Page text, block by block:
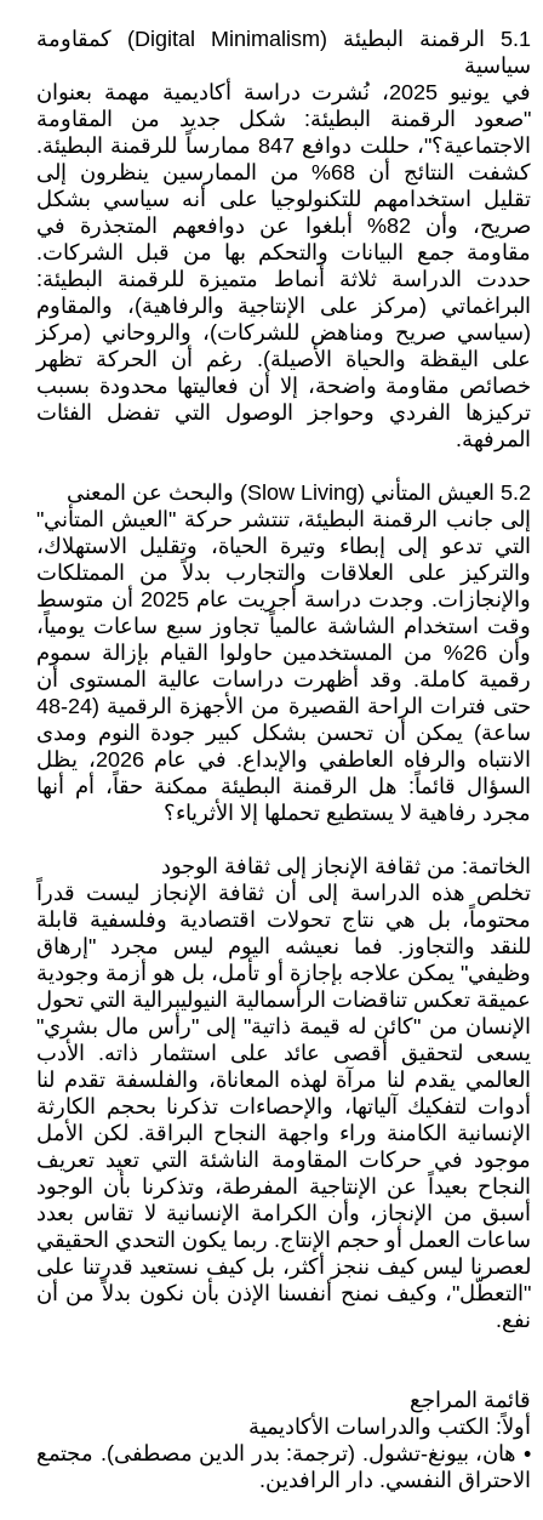
5.1 الرقمنة البطيئة (Digital Minimalism) كمقاومة
سياسية
في يونيو 2025، نُشرت دراسة أكاديمية مهمة بعنوان
"صعود الرقمنة البطيئة: شكل جديد من المقاومة
الاجتماعية؟"، حللت دوافع 847 ممارساً للرقمنة البطيئة.
كشفت النتائج أن 68% من الممارسين ينظرون إلى
تقليل استخدامهم للتكنولوجيا على أنه سياسي بشكل
صريح، وأن 82% أبلغوا عن دوافعهم المتجذرة في
مقاومة جمع البيانات والتحكم بها من قبل الشركات.
حددت الدراسة ثلاثة أنماط متميزة للرقمنة البطيئة:
البراغماتي (مركز على الإنتاجية والرفاهية)، والمقاوم
(سياسي صريح ومناهض للشركات)، والروحاني (مركز
على اليقظة والحياة الأصيلة). رغم أن الحركة تظهر
خصائص مقاومة واضحة، إلا أن فعاليتها محدودة بسبب
تركيزها الفردي وحواجز الوصول التي تفضل الفئات
المرفهة.
5.2 العيش المتأني (Slow Living) والبحث عن المعنى
إلى جانب الرقمنة البطيئة، تنتشر حركة "العيش المتأني"
التي تدعو إلى إبطاء وتيرة الحياة، وتقليل الاستهلاك،
والتركيز على العلاقات والتجارب بدلاً من الممتلكات
والإنجازات. وجدت دراسة أجريت عام 2025 أن متوسط
وقت استخدام الشاشة عالمياً تجاوز سبع ساعات يومياً،
وأن 26% من المستخدمين حاولوا القيام بإزالة سموم
رقمية كاملة. وقد أظهرت دراسات عالية المستوى أن
حتى فترات الراحة القصيرة من الأجهزة الرقمية (24-48
ساعة) يمكن أن تحسن بشكل كبير جودة النوم ومدى
الانتباه والرفاه العاطفي والإبداع. في عام 2026، يظل
السؤال قائماً: هل الرقمنة البطيئة ممكنة حقاً، أم أنها
مجرد رفاهية لا يستطيع تحملها إلا الأثرياء؟
الخاتمة: من ثقافة الإنجاز إلى ثقافة الوجود
تخلص هذه الدراسة إلى أن ثقافة الإنجاز ليست قدراً
محتوماً، بل هي نتاج تحولات اقتصادية وفلسفية قابلة
للنقد والتجاوز. فما نعيشه اليوم ليس مجرد "إرهاق
وظيفي" يمكن علاجه بإجازة أو تأمل، بل هو أزمة وجودية
عميقة تعكس تناقضات الرأسمالية النيوليبرالية التي تحول
الإنسان من "كائن له قيمة ذاتية" إلى "رأس مال بشري"
يسعى لتحقيق أقصى عائد على استثمار ذاته. الأدب
العالمي يقدم لنا مرآة لهذه المعاناة، والفلسفة تقدم لنا
أدوات لتفكيك آلياتها، والإحصاءات تذكرنا بحجم الكارثة
الإنسانية الكامنة وراء واجهة النجاح البراقة. لكن الأمل
موجود في حركات المقاومة الناشئة التي تعيد تعريف
النجاح بعيداً عن الإنتاجية المفرطة، وتذكرنا بأن الوجود
أسبق من الإنجاز، وأن الكرامة الإنسانية لا تقاس بعدد
ساعات العمل أو حجم الإنتاج. ربما يكون التحدي الحقيقي
لعصرنا ليس كيف ننجز أكثر، بل كيف نستعيد قدرتنا على
"التعطّل"، وكيف نمنح أنفسنا الإذن بأن نكون بدلاً من أن
نفع.
قائمة المراجع
أولاً: الكتب والدراسات الأكاديمية
• هان، بيونغ-تشول. (ترجمة: بدر الدين مصطفى). مجتمع
الاحتراق النفسي. دار الرافدين.